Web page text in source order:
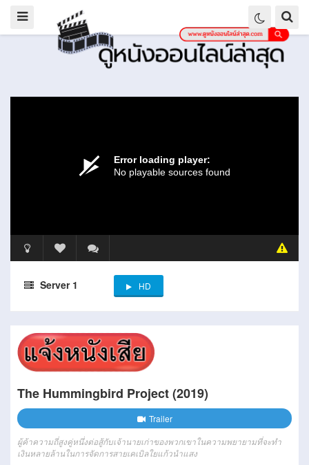
Server 1 HD
The Hummingbird Project (2019)
Trailer
ผู้ค้าความถี่สูงคู่หนึ่งต่อสู้กับเจ้านายเก่าของพวกเขาในความพยายามที่จะทำ
เงินหลายล้านในการจัดการสายเคเบิลใยแก้วนำแสง